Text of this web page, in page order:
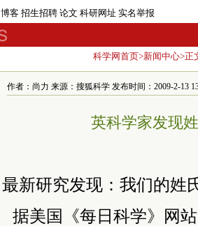
博客 招生招聘 论文 科研网址 实名举报
科学网首页>新闻中心>正
作者：尚力 来源：搜狐科学 发布时间：2009-2-13
英科学家发现
最新研究发现：我们的姓
据美国《每日科学》网